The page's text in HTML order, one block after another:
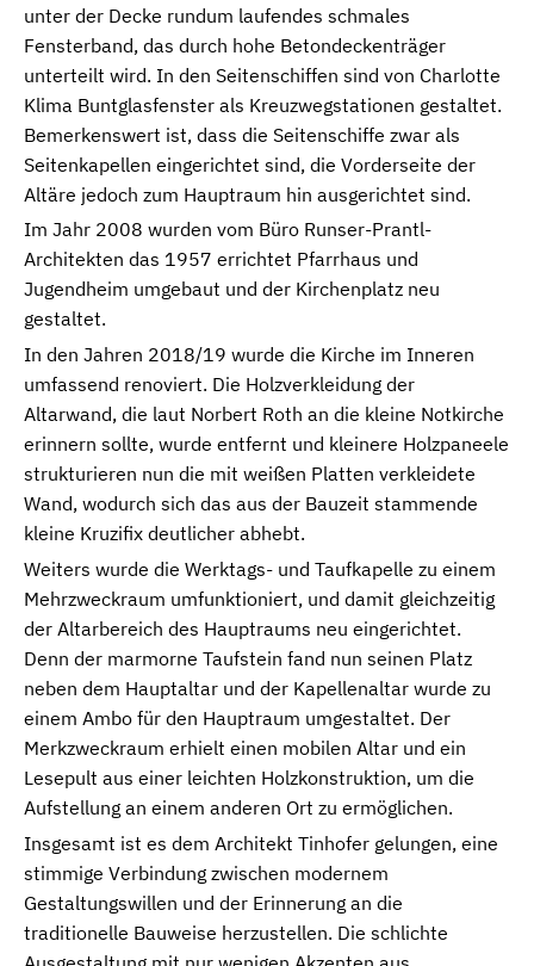
unter der Decke rundum laufendes schmales
Fensterband, das durch hohe Betondeckenträger
unterteilt wird. In den Seitenschiffen sind von Charlotte
Klima Buntglasfenster als Kreuzwegstationen gestaltet.
Bemerkenswert ist, dass die Seitenschiffe zwar als
Seitenkapellen eingerichtet sind, die Vorderseite der
Altäre jedoch zum Hauptraum hin ausgerichtet sind.
Im Jahr 2008 wurden vom Büro Runser-Prantl-
Architekten das 1957 errichtet Pfarrhaus und
Jugendheim umgebaut und der Kirchenplatz neu
gestaltet.
In den Jahren 2018/19 wurde die Kirche im Inneren
umfassend renoviert. Die Holzverkleidung der
Altarwand, die laut Norbert Roth an die kleine Notkirche
erinnern sollte, wurde entfernt und kleinere Holzpaneele
strukturieren nun die mit weißen Platten verkleidete
Wand, wodurch sich das aus der Bauzeit stammende
kleine Kruzifix deutlicher abhebt.
Weiters wurde die Werktags- und Taufkapelle zu einem
Mehrzweckraum umfunktioniert, und damit gleichzeitig
der Altarbereich des Hauptraums neu eingerichtet.
Denn der marmorne Taufstein fand nun seinen Platz
neben dem Hauptaltar und der Kapellenaltar wurde zu
einem Ambo für den Hauptraum umgestaltet. Der
Merkzweckraum erhielt einen mobilen Altar und ein
Lesepult aus einer leichten Holzkonstruktion, um die
Aufstellung an einem anderen Ort zu ermöglichen.
Insgesamt ist es dem Architekt Tinhofer gelungen, eine
stimmige Verbindung zwischen modernem
Gestaltungswillen und der Erinnerung an die
traditionelle Bauweise herzustellen. Die schlichte